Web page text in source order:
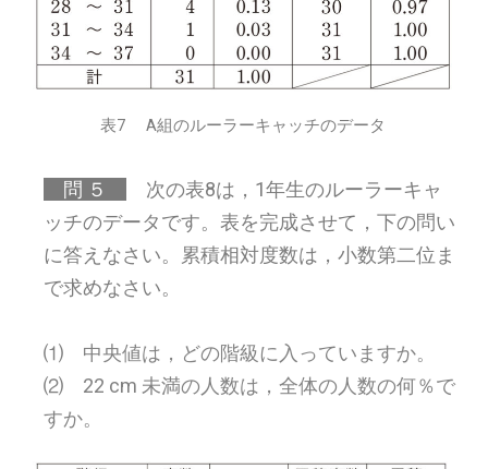
表7 A組のルーラーキャッチのデータ
問 ５
次の表8は，1年生のルーラーキャ
ッチのデータです。表を完成させて，下の問い
に答えなさい。累積相対度数は，小数第二位ま
で求めなさい。
⑴ 中央値は，どの階級に入っていますか。
⑵ 22 cm 未満の人数は，全体の人数の何％で
すか。